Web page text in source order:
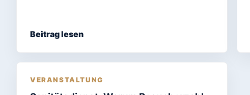
Beitrag lesen
VERANSTALTUNG